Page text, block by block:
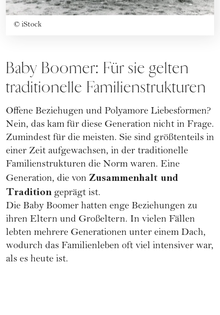
© iStock
Baby Boomer: Für sie gelten
traditionelle Familienstrukturen
Offene Beziehugen und Polyamore Liebesformen?
Nein, das kam für diese Generation nicht in Frage.
Zumindest für die meisten. Sie sind größtenteils in
einer Zeit aufgewachsen, in der traditionelle
Familienstrukturen die Norm waren. Eine
Generation, die von Zusammenhalt und
Tradition geprägt ist.
Die Baby Boomer hatten enge Beziehungen zu
ihren Eltern und Großeltern. In vielen Fällen
lebten mehrere Generationen unter einem Dach,
wodurch das Familienleben oft viel intensiver war,
als es heute ist.